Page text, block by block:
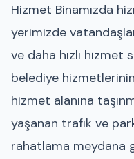
Hizmet Binamızda
yerimizde
ve daha hızlı hizmet
belediye
hizmet alanına
yaşanan trafik ve
rahatlama meydana